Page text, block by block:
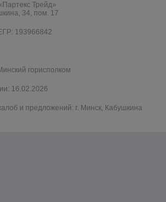
Трейд»
34, пом. 17
193966842
горисполком
16.02.2026
и предложений: г. Минск, Кабушкина